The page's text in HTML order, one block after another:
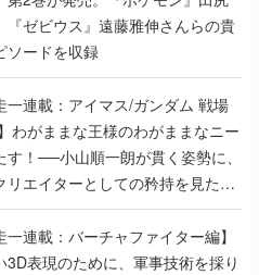
『ゼビウス』遠藤雅伸さんらの貴
ソードを収録
一連載：アイマス/ガンダム 戦場
わがままな王様のわがままなニー
す！──小山順一朗が貫く姿勢に、
リエイターとしての矜持を見た
いたり最終回】
一連載：バーチャファイター編】
3D表現のために、軍事技術を採り